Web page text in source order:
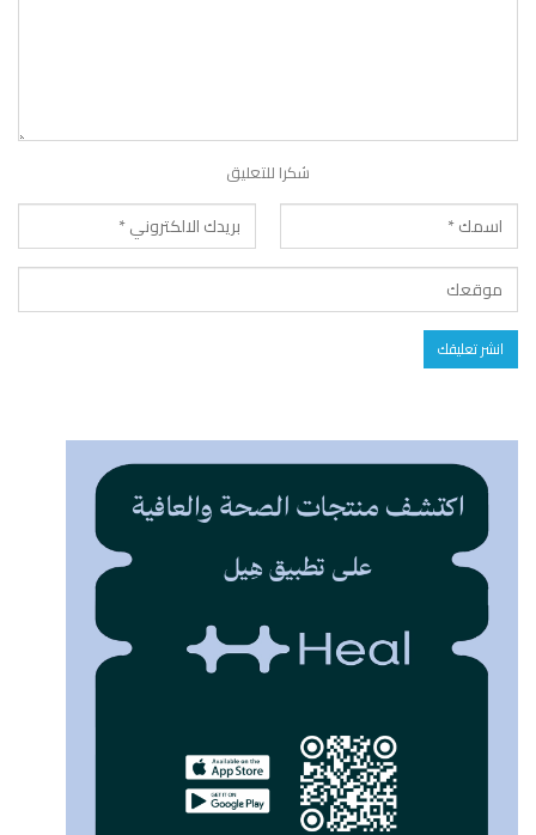
شكرا للتعليق